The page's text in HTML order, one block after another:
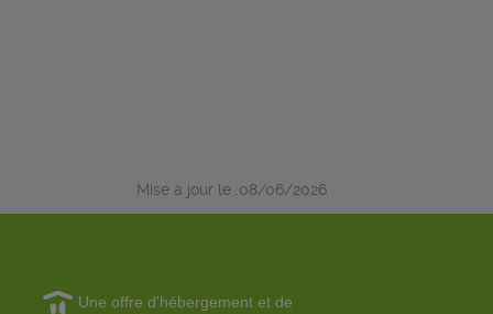
Mise à jour le :08/06/2026
Une offre d'hébergement et de